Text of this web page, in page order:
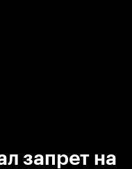
запрет на